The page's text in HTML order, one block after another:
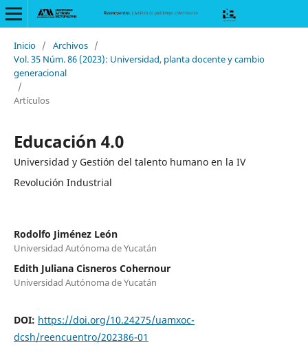
Inicio / Archivos /
Vol. 35 Núm. 86 (2023): Universidad, planta docente y cambio
generacional
/
Artículos
Educación 4.0
Universidad y Gestión del talento humano en la IV
Revolución Industrial
Rodolfo Jiménez León
Universidad Autónoma de Yucatán
Edith Juliana Cisneros Cohernour
Universidad Autónoma de Yucatán
DOI: https://doi.org/10.24275/uamxoc-
dcsh/reencuentro/202386-01